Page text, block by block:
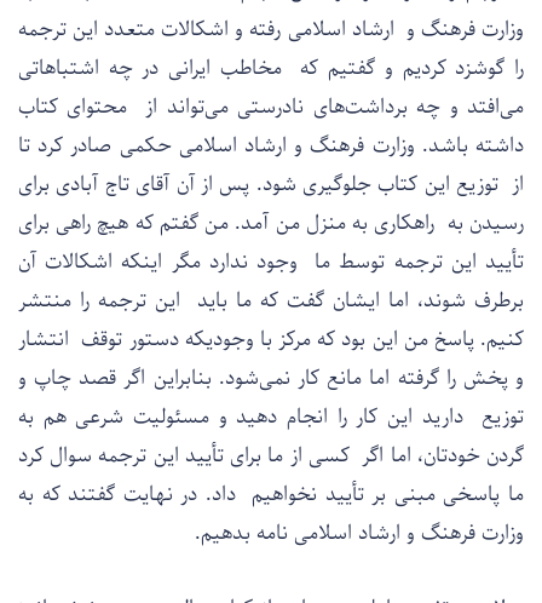
وزارت فرهنگ و ارشاد اسلامی رفته و اشکالات متعدد این ترجمه
را گوشزد کردیم و گفتیم که مخاطب ایرانی در چه اشتباهاتی
می‌افتد و چه برداشت‌های نادرستی می‌تواند از محتوای کتاب
داشته باشد. وزارت فرهنگ و ارشاد اسلامی حکمی صادر کرد تا
از توزیع این کتاب جلوگیری شود. پس از آن آقای تاج آبادی برای
رسیدن به راهکاری به منزل من آمد. من گفتم که هیچ راهی برای
تأیید این ترجمه توسط ما وجود ندارد مگر اینکه اشکالات آن
برطرف شوند، اما ایشان گفت که ما باید این ترجمه را منتشر
کنیم. پاسخ من این بود که مرکز با وجودیکه دستور توقف انتشار
و پخش را گرفته اما مانع کار نمی‌شود. بنابراین اگر قصد چاپ و
توزیع دارید این کار را انجام دهید و مسئولیت شرعی هم به
گردن خودتان، اما اگر کسی از ما برای تأیید این ترجمه سوال کرد
ما پاسخی مبنی بر تأیید نخواهیم داد. در نهایت گفتند که به
وزارت فرهنگ و ارشاد اسلامی نامه بدهیم.